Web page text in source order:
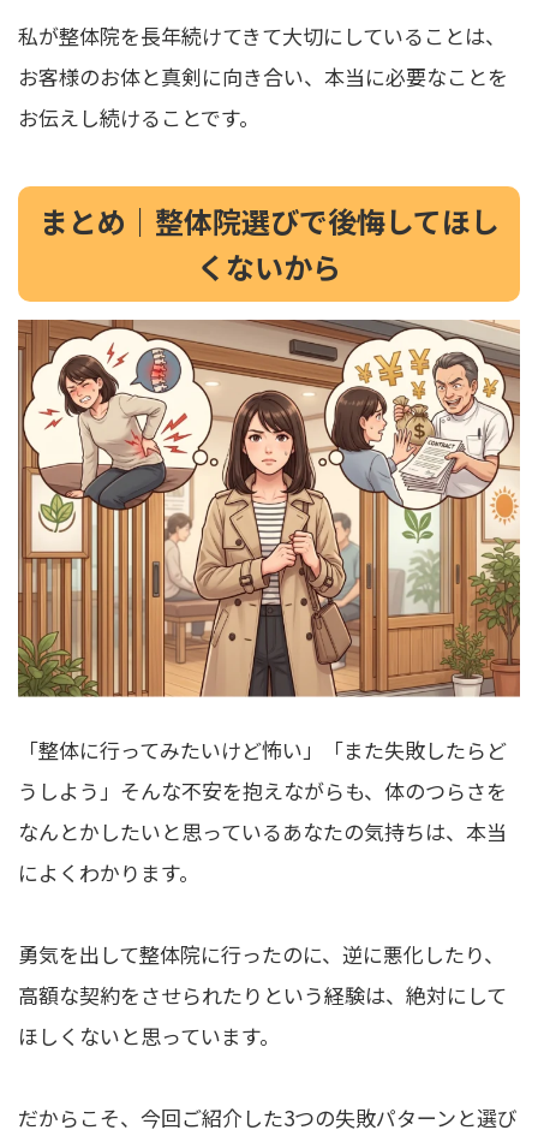
私が整体院を長年続けてきて大切にしていることは、
お客様のお体と真剣に向き合い、本当に必要なことを
お伝えし続けることです。
まとめ｜整体院選びで後悔してほし
くないから
「整体に行ってみたいけど怖い」「また失敗したらど
うしよう」そんな不安を抱えながらも、体のつらさを
なんとかしたいと思っているあなたの気持ちは、本当
によくわかります。
勇気を出して整体院に行ったのに、逆に悪化したり、
高額な契約をさせられたりという経験は、絶対にして
ほしくないと思っています。
だからこそ、今回ご紹介した3つの失敗パターンと選び